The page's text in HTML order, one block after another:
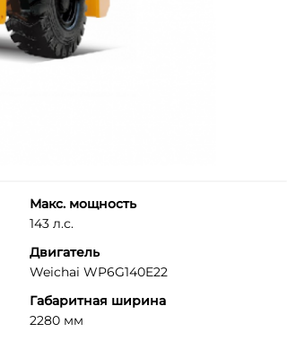
Макс. мощность
143 л.с.
Двигатель
Weichai WP6G140E22
Габаритная ширина
2280 мм